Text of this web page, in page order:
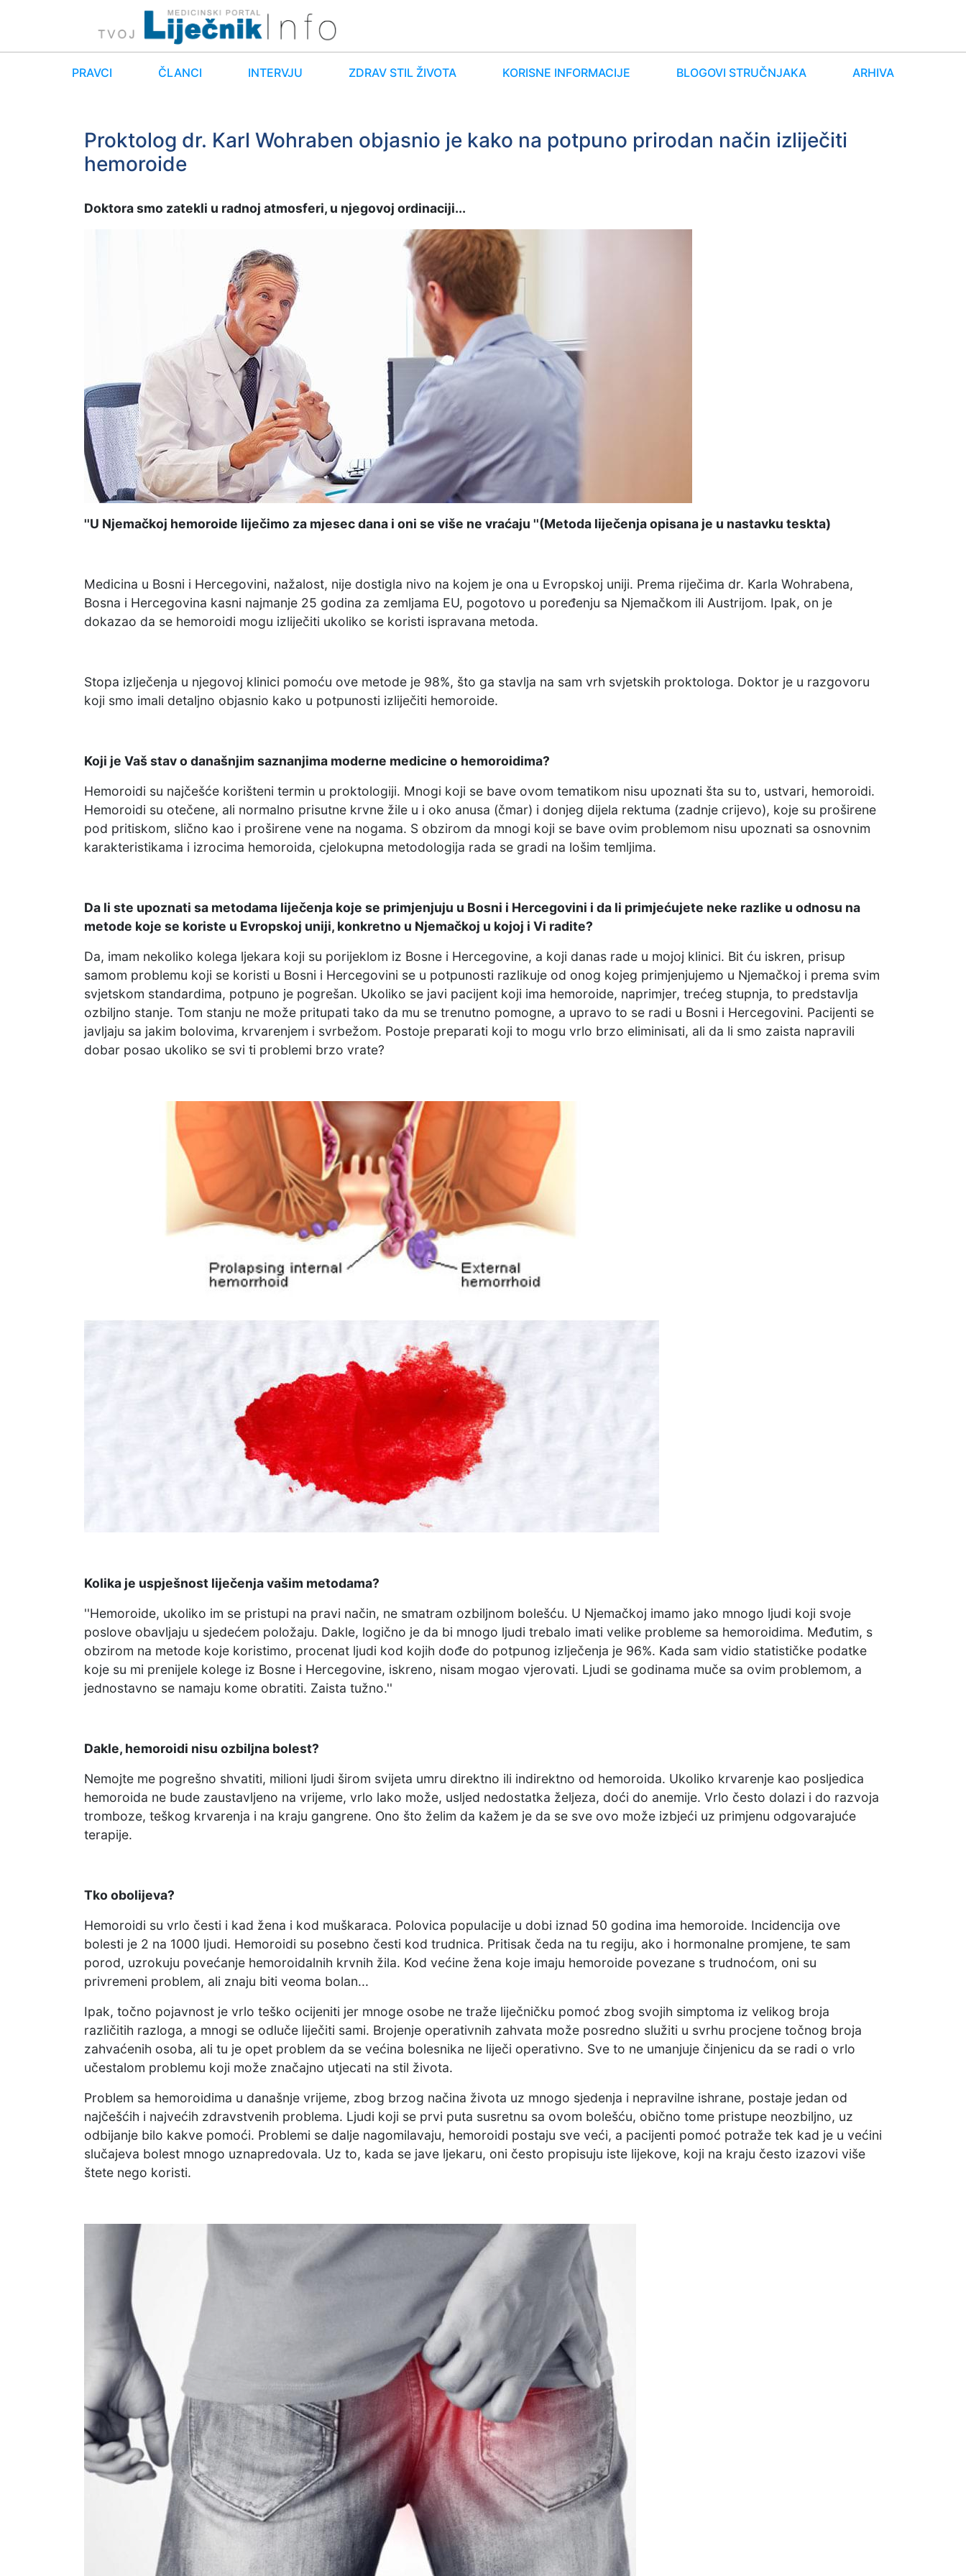
PRAVCI ČLANCI INTERVJU ZDRAV STIL ŽIVOTA KORISNE INFORMACIJE BLOGOVI STRUČNJAKA ARHIVA
Proktolog dr. Karl Wohraben objasnio je kako na potpuno prirodan način izliječiti
hemoroide
Doktora smo zatekli u radnoj atmosferi, u njegovoj ordinaciji...
''U Njemačkoj hemoroide liječimo za mjesec dana i oni se više ne vraćaju ''(Metoda liječenja opisana je u nastavku teskta)
Medicina u Bosni i Hercegovini, nažalost, nije dostigla nivo na kojem je ona u Evropskoj uniji. Prema riječima dr. Karla Wohrabena,
Bosna i Hercegovina kasni najmanje 25 godina za zemljama EU, pogotovo u poređenju sa Njemačkom ili Austrijom. Ipak, on je
dokazao da se hemoroidi mogu izliječiti ukoliko se koristi ispravana metoda.
Stopa izlječenja u njegovoj klinici pomoću ove metode je 98%, što ga stavlja na sam vrh svjetskih proktologa. Doktor je u razgovoru
koji smo imali detaljno objasnio kako u potpunosti izliječiti hemoroide.
Koji je Vaš stav o današnjim saznanjima moderne medicine o hemoroidima?
Hemoroidi su najčešće korišteni termin u proktologiji. Mnogi koji se bave ovom tematikom nisu upoznati šta su to, ustvari, hemoroidi.
Hemoroidi su otečene, ali normalno prisutne krvne žile u i oko anusa (čmar) i donjeg dijela rektuma (zadnje crijevo), koje su proširene
pod pritiskom, slično kao i proširene vene na nogama. S obzirom da mnogi koji se bave ovim problemom nisu upoznati sa osnovnim
karakteristikama i izrocima hemoroida, cjelokupna metodologija rada se gradi na lošim temljima.
Da li ste upoznati sa metodama liječenja koje se primjenjuju u Bosni i Hercegovini i da li primjećujete neke razlike u odnosu na
metode koje se koriste u Evropskoj uniji, konkretno u Njemačkoj u kojoj i Vi radite?
Da, imam nekoliko kolega ljekara koji su porijeklom iz Bosne i Hercegovine, a koji danas rade u mojoj klinici. Bit ću iskren, prisup
samom problemu koji se koristi u Bosni i Hercegovini se u potpunosti razlikuje od onog kojeg primjenjujemo u Njemačkoj i prema svim
svjetskom standardima, potpuno je pogrešan. Ukoliko se javi pacijent koji ima hemoroide, naprimjer, trećeg stupnja, to predstavlja
ozbiljno stanje. Tom stanju ne može pritupati tako da mu se trenutno pomogne, a upravo to se radi u Bosni i Hercegovini. Pacijenti se
javljaju sa jakim bolovima, krvarenjem i svrbežom. Postoje preparati koji to mogu vrlo brzo eliminisati, ali da li smo zaista napravili
dobar posao ukoliko se svi ti problemi brzo vrate?
Kolika je uspješnost liječenja vašim metodama?
''Hemoroide, ukoliko im se pristupi na pravi način, ne smatram ozbiljnom bolešću. U Njemačkoj imamo jako mnogo ljudi koji svoje
poslove obavljaju u sjedećem položaju. Dakle, logično je da bi mnogo ljudi trebalo imati velike probleme sa hemoroidima. Međutim, s
obzirom na metode koje koristimo, procenat ljudi kod kojih dođe do potpunog izlječenja je 96%. Kada sam vidio statističke podatke
koje su mi prenijele kolege iz Bosne i Hercegovine, iskreno, nisam mogao vjerovati. Ljudi se godinama muče sa ovim problemom, a
jednostavno se namaju kome obratiti. Zaista tužno.''
Dakle, hemoroidi nisu ozbiljna bolest?
Nemojte me pogrešno shvatiti, milioni ljudi širom svijeta umru direktno ili indirektno od hemoroida. Ukoliko krvarenje kao posljedica
hemoroida ne bude zaustavljeno na vrijeme, vrlo lako može, usljed nedostatka željeza, doći do anemije. Vrlo često dolazi i do razvoja
tromboze, teškog krvarenja i na kraju gangrene. Ono što želim da kažem je da se sve ovo može izbjeći uz primjenu odgovarajuće
terapije.
Tko obolijeva?
Hemoroidi su vrlo česti i kad žena i kod muškaraca. Polovica populacije u dobi iznad 50 godina ima hemoroide. Incidencija ove
bolesti je 2 na 1000 ljudi. Hemoroidi su posebno česti kod trudnica. Pritisak čeda na tu regiju, ako i hormonalne promjene, te sam
porod, uzrokuju povećanje hemoroidalnih krvnih žila. Kod većine žena koje imaju hemoroide povezane s trudnoćom, oni su
privremeni problem, ali znaju biti veoma bolan...
Ipak, točno pojavnost je vrlo teško ocijeniti jer mnoge osobe ne traže liječničku pomoć zbog svojih simptoma iz velikog broja
različitih razloga, a mnogi se odluče liječiti sami. Brojenje operativnih zahvata može posredno služiti u svrhu procjene točnog broja
zahvaćenih osoba, ali tu je opet problem da se većina bolesnika ne liječi operativno. Sve to ne umanjuje činjenicu da se radi o vrlo
učestalom problemu koji može značajno utjecati na stil života.
Problem sa hemoroidima u današnje vrijeme, zbog brzog načina života uz mnogo sjedenja i nepravilne ishrane, postaje jedan od
najčešćih i najvećih zdravstvenih problema. Ljudi koji se prvi puta susretnu sa ovom bolešću, obično tome pristupe neozbiljno, uz
odbijanje bilo kakve pomoći. Problemi se dalje nagomilavaju, hemoroidi postaju sve veći, a pacijenti pomoć potraže tek kad je u većini
slučajeva bolest mnogo uznapredovala. Uz to, kada se jave ljekaru, oni često propisuju iste lijekove, koji na kraju često izazovi više
štete nego koristi.